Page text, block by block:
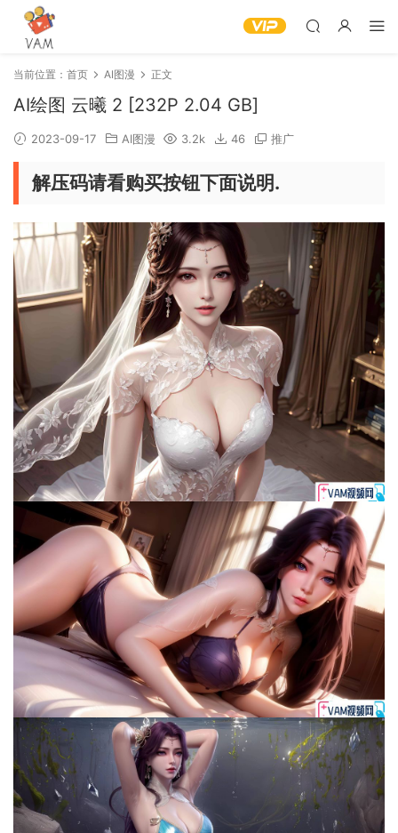
当前位置： 首页 AI图漫 正文
AI绘图 云曦 2 [232P 2.04 GB]
2023-09-17 AI图漫 3.2k 46 推广
解压码请看购买按钮下面说明.